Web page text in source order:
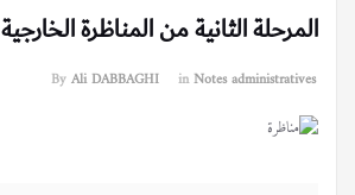
المرحلة الثانية من المناظرة الخارجية
ByAli DABBAGHI inNotes administratives